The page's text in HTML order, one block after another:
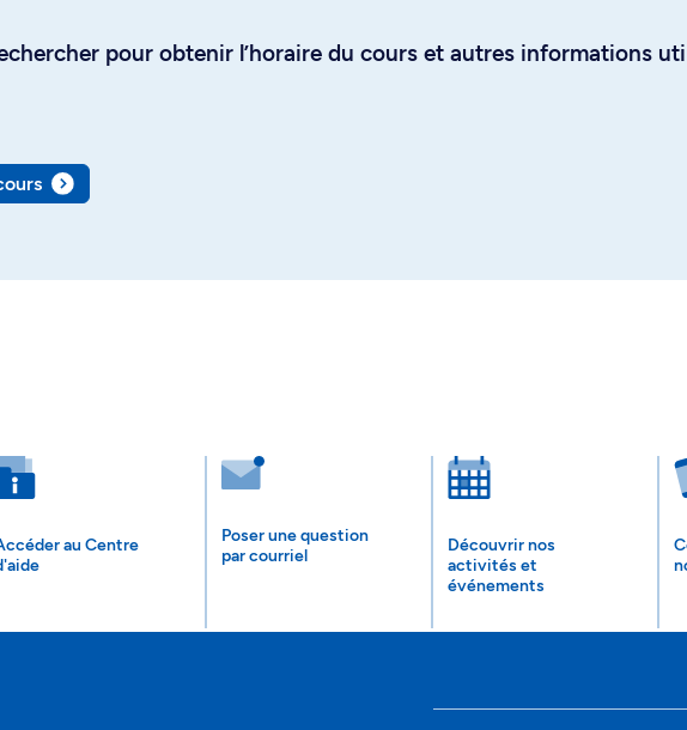
pour obtenir l’horaire du cours et autres informations
au Centre
Poser une question
par courriel
Découvrir nos
activités et
événements